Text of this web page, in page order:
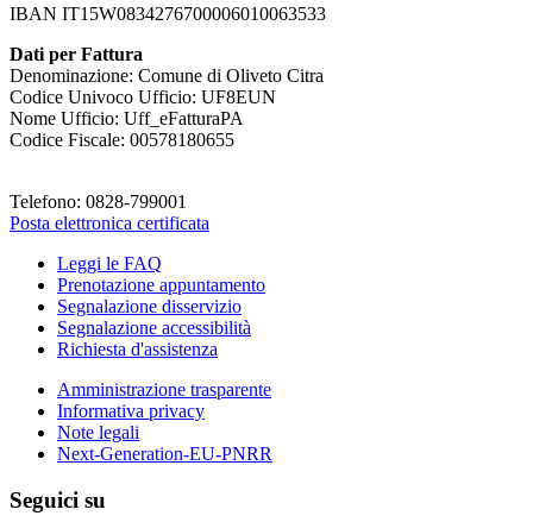
IBAN IT15W0834276700006010063533
Dati per Fattura
Denominazione: Comune di Oliveto Citra
Codice Univoco Ufficio: UF8EUN
Nome Ufficio: Uff_eFatturaPA
Codice Fiscale: 00578180655
Telefono: 0828-799001
Posta elettronica certificata
Leggi le FAQ
Prenotazione appuntamento
Segnalazione disservizio
Segnalazione accessibilità
Richiesta d'assistenza
Amministrazione trasparente
Informativa privacy
Note legali
Next-Generation-EU-PNRR
Seguici su